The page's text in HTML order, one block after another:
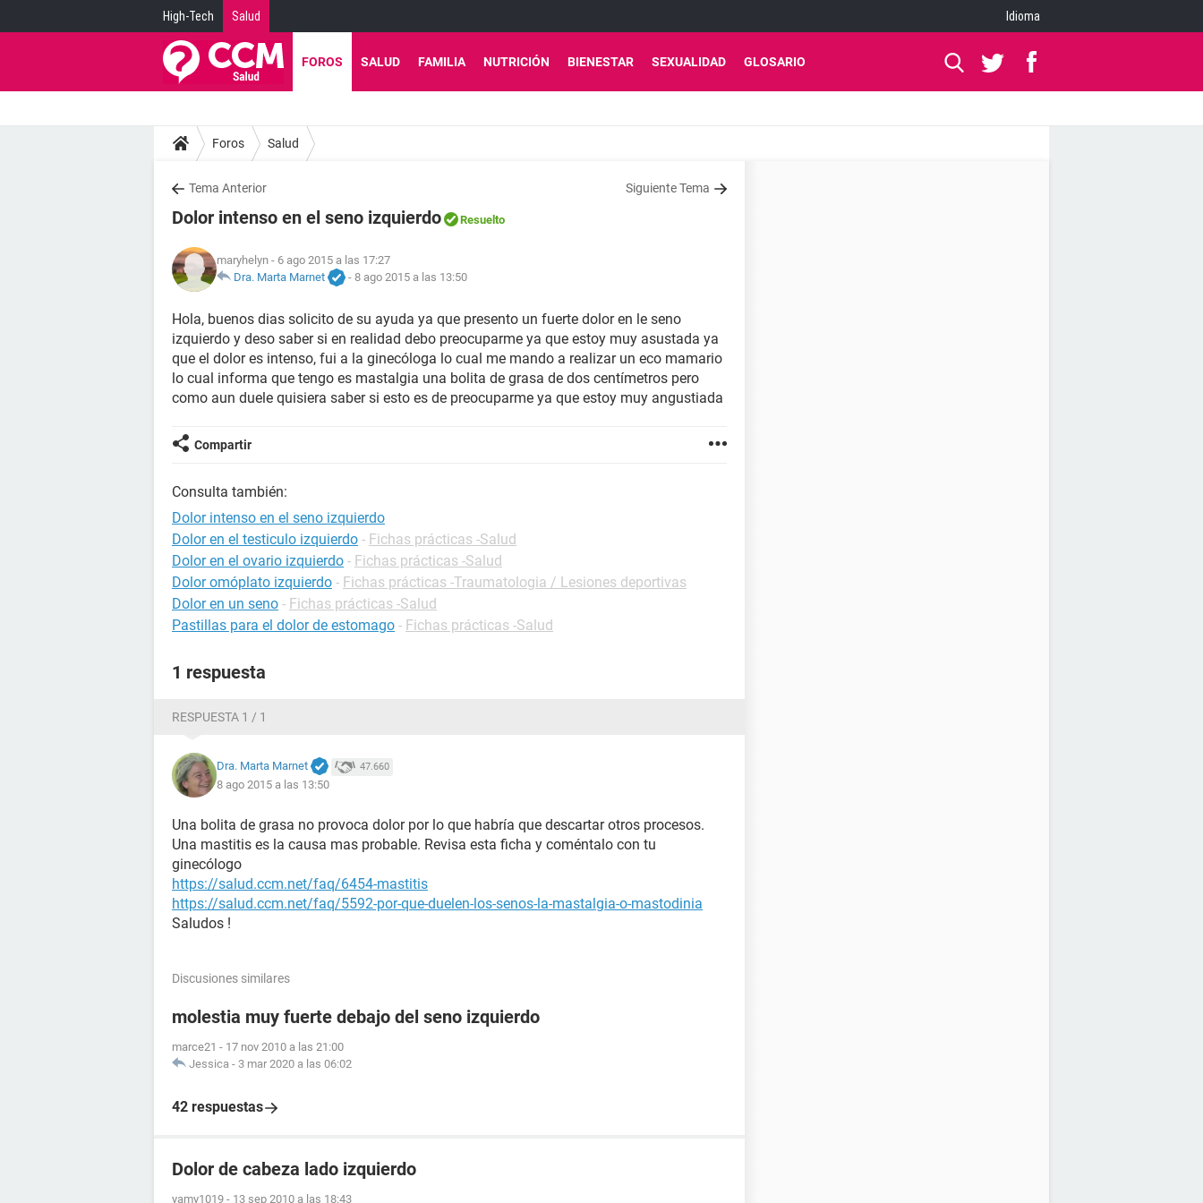
High-Tech Salud Idioma
FOROS SALUD FAMILIA NUTRICIÓN BIENESTAR SEXUALIDAD GLOSARIO
Foros Salud
Tema Anterior Siguiente Tema
Dolor intenso en el seno izquierdo Resuelto
maryhelyn - 6 ago 2015 a las 17:27
Dra. Marta Marnet
- 8 ago 2015 a las 13:50
Hola, buenos dias solicito de su ayuda ya que presento un fuerte dolor en le seno
izquierdo y deso saber si en realidad debo preocuparme ya que estoy muy asustada ya
que el dolor es intenso, fui a la ginecóloga lo cual me mando a realizar un eco mamario
lo cual informa que tengo es mastalgia una bolita de grasa de dos centímetros pero
como aun duele quisiera saber si esto es de preocuparme ya que estoy muy angustiada
Compartir
Consulta también:
Dolor intenso en el seno izquierdo
Dolor en el testiculo izquierdo - Fichas prácticas -Salud
Dolor en el ovario izquierdo - Fichas prácticas -Salud
Dolor omóplato izquierdo - Fichas prácticas -Traumatologia / Lesiones deportivas
Dolor en un seno - Fichas prácticas -Salud
Pastillas para el dolor de estomago - Fichas prácticas -Salud
1 respuesta
RESPUESTA 1 / 1
Dra. Marta Marnet 47.660
8 ago 2015 a las 13:50
Una bolita de grasa no provoca dolor por lo que habría que descartar otros procesos.
Una mastitis es la causa mas probable. Revisa esta ficha y coméntalo con tu
ginecólogo
https://salud.ccm.net/faq/6454-mastitis
https://salud.ccm.net/faq/5592-por-que-duelen-los-senos-la-mastalgia-o-mastodinia
Saludos !
Discusiones similares
molestia muy fuerte debajo del seno izquierdo
marce21 - 17 nov 2010 a las 21:00
Jessica - 3 mar 2020 a las 06:02
42 respuestas
Dolor de cabeza lado izquierdo
yamy1019 - 13 sep 2010 a las 18:43